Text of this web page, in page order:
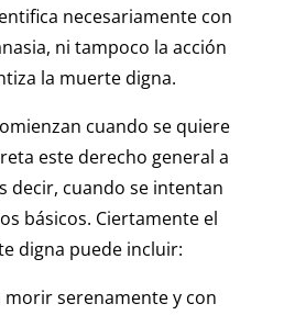
necesariamente con
ni tampoco la acción
la muerte digna.
cuando se quiere
este derecho general a
decir, cuando se intentan
básicos. Ciertamente el
digna puede incluir:
serenamente y con